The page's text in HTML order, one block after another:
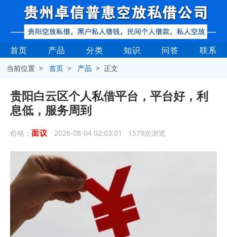
首页 产品 分类 知识 问答 联系
当前位置 >首页 > 产品 > 正文
贵阳白云区个人私借平台，平台好，利
息低，服务周到
价格： 面议 2026-08-04 02:03:01 1579次浏览